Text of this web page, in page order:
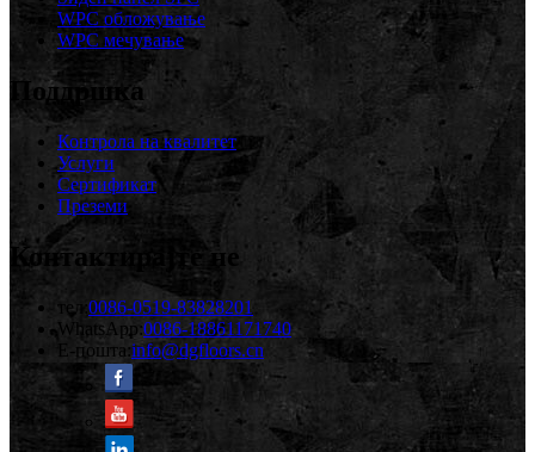
WPC обложување
WPC мечување
Поддршка
Контрола на квалитет
Услуги
Сертификат
Преземи
Контактирајте не
тел: 0086-0519-83828201
WhatsApp:0086-18861171740
Е-пошта:info@dgfloors.cn